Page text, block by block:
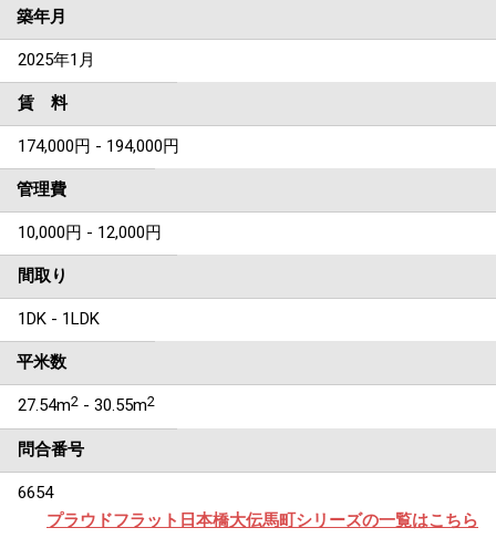
築年月
2025年1月
賃 料
174,000円 - 194,000円
管理費
10,000円 - 12,000円
間取り
1DK - 1LDK
平米数
27.54m2 - 30.55m2
問合番号
6654
プラウドフラット日本橋大伝馬町シリーズの一覧はこちら